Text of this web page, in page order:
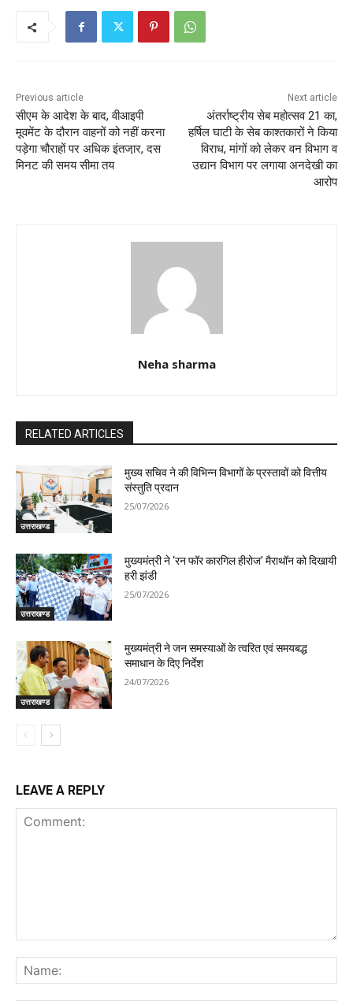
k
A
p
Previous article
सीएम के आदेश के बाद, वीआइपी
मूवमेंट के दौरान वाहनों को नहीं करना
पड़ेगा चौराहों पर अधिक इंतजा़र, दस
मिनट की समय सीमा तय
Next article
अंतर्राष्ट्रीय सेब महोत्सव 21 का,
हर्षिल घाटी के सेब काश्तकारों ने किया
विराध, मांगों को लेकर वन विभाग व
उद्यान विभाग पर लगाया अनदेखी का
आरोप
Neha sharma
RELATED ARTICLES
उत्तराखण्ड
मुख्य सचिव ने की विभिन्न विभागों के प्रस्तावों को वित्तीय
संस्तुति प्रदान
25/07/2026
उत्तराखण्ड
मुख्यमंत्री ने ‘रन फॉर कारगिल हीरोज’ मैराथॉन को दिखायी
हरी झंडी
25/07/2026
उत्तराखण्ड
मुख्यमंत्री ने जन समस्याओं के त्वरित एवं समयबद्ध
समाधान के दिए निर्देश
24/07/2026
LEAVE A REPLY